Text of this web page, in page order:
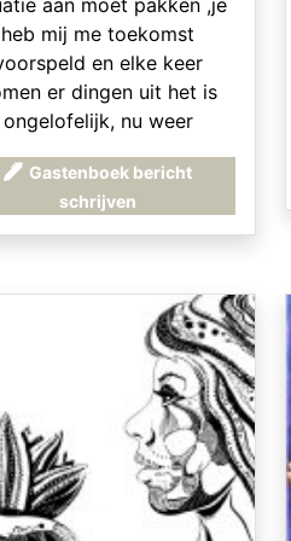
aan moet pakken ,je
heb mij me toekomst
en elke keer
er dingen uit het is
ongelofelijk, nu weer
je het heb verteld is het
,je bent zo'n
medium je heb het nog
zo blij en je bent ook
duidelijk met je woorde
je zegt en vooral een
lieve vrouw,dankjewel
Gastenboek bericht
schrijven